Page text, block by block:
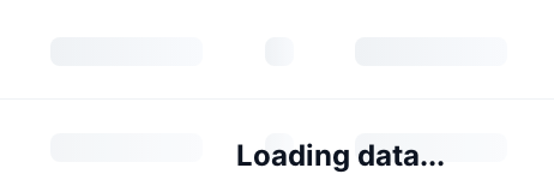
Loading data...